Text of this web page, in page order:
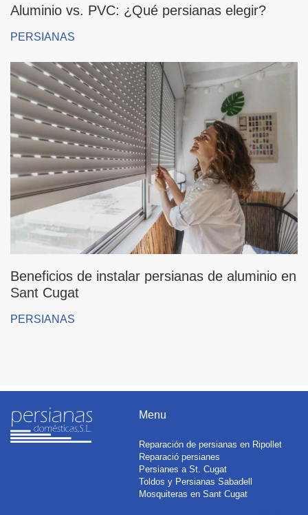
Aluminio vs. PVC: ¿Qué persianas elegir?
PERSIANAS
Beneficios de instalar persianas de aluminio en
Sant Cugat
PERSIANAS
Menu
Reparación de persianas en Ripollet
Reparació persianes
Persianes a St. Cugat
Toldos y Persianas Sabadell
Mosquiteras en Sant Cugat